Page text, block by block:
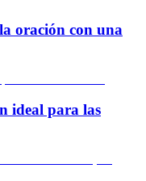
oración con una
ideal para las